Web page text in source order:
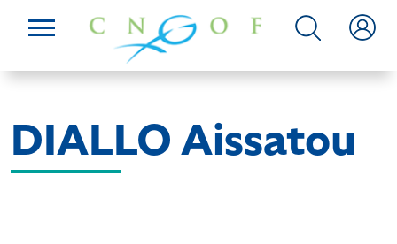
DIALLO Aissatou